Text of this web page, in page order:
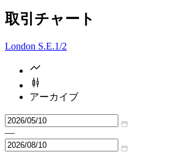
取引チャート
London S.E.1/2
アーカイブ
—